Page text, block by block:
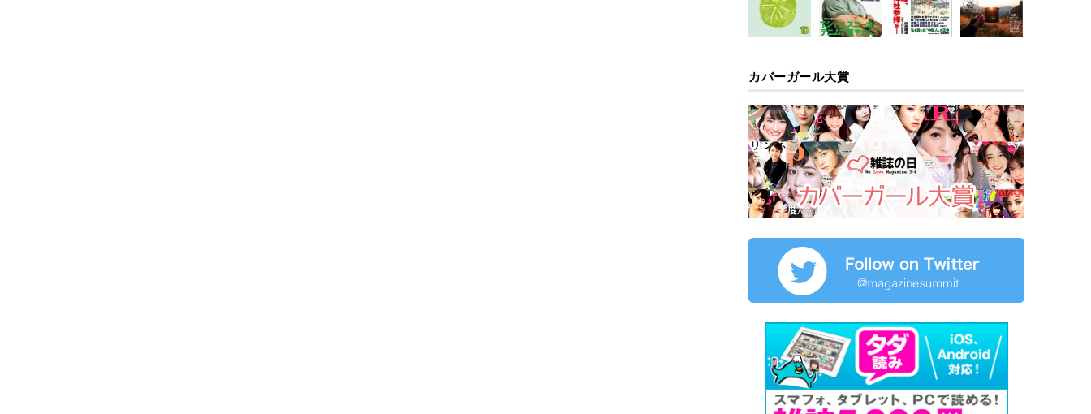
カバーガール大賞